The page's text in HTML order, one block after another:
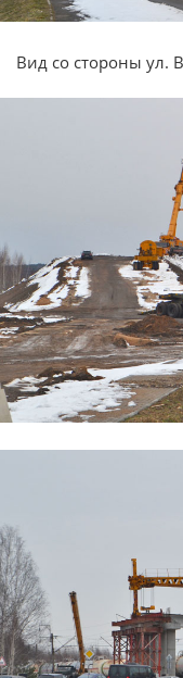
Вид со стороны ул.